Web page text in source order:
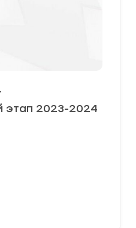
этап 2023-2024